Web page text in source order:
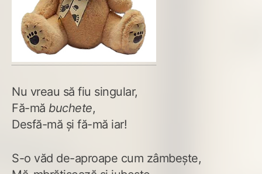
Nu vreau să fiu singular,
Fă-mă buchete,
Desfă-mă și fă-mă iar!
S-o văd de-aproape cum zâmbește,